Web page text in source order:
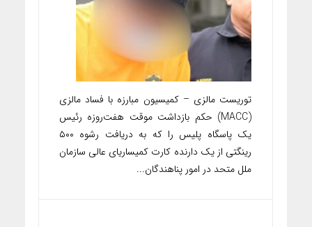
توریست مالزی – کمیسیون مبارزه با فساد مالزی
(MACC) حکم بازداشت موقت هفت‌روزه رئیس
یک پاسگاه پلیس را که به دریافت رشوه ۵۰۰
رینگتی از یک دارنده کارت کمیساریای عالی سازمان
ملل متحد در امور پناهندگان...